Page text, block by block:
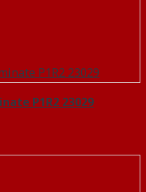
P1R2 23029